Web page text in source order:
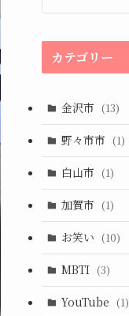
カテゴリー
金沢市 (13)
野々市市 (1)
白山市 (1)
加賀市 (1)
お笑い (10)
MBTI (3)
YouTube (1)